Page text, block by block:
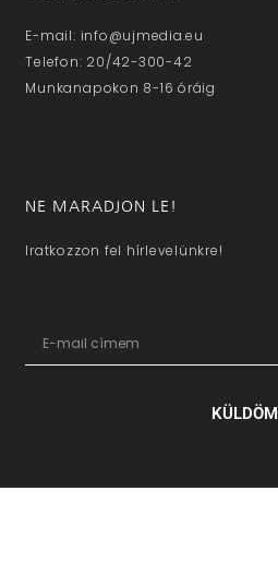
E-mail: info@ujmedia.eu
Telefon: 20/42-300-42
Munkanapokon 8-16 óráig
NE MARADJON LE!
Iratkozzon fel hírlevelünkre!
KÜLDÖM